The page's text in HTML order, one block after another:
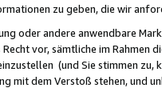
zu geben, die wir
oder andere anwendbare
vor, sämtliche im
(und Sie stimmen zu,
mit dem Verstoß stehen, und